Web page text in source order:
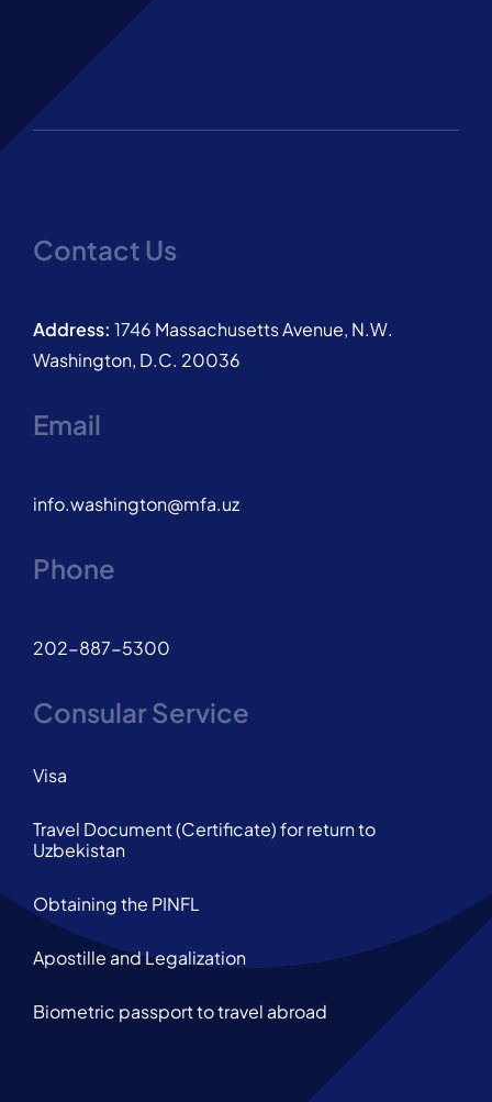
Contact Us
Address: 1746 Massachusetts Avenue, N.W.
Washington, D.C. 20036
Email
info.washington@mfa.uz
Phone
202-887-5300
Consular Service
Visa
Travel Document (Certificate) for return to
Uzbekistan
Obtaining the PINFL
Apostille and Legalization
Biometric passport to travel abroad